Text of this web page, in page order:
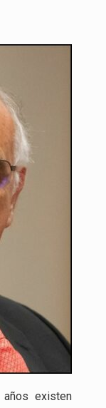
años existen